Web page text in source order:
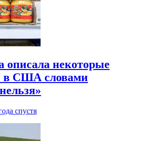
описала некоторые
в США словами
спустя